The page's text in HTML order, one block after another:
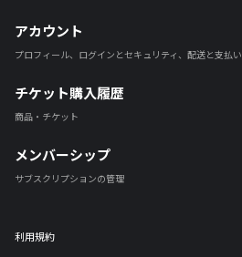
アカウント
プロフィール、ログインとセキュリティ、配送と支払い
チケット購入履歴
商品・チケット
メンバーシップ
サブスクリプションの管理
利用規約